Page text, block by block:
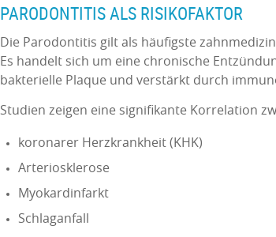
PARODONTITIS ALS RISIKOFAKTOR
Die Parodontitis gilt als häufigste
Es handelt sich um eine chronische
bakterielle Plaque und verstärkt durch
Studien zeigen eine signifikante Korrelation
koronarer Herzkrankheit (KHK)
Arteriosklerose
Myokardinfarkt
Schlaganfall